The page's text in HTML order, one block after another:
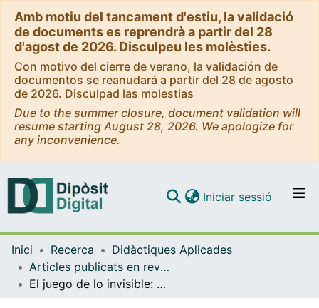
Amb motiu del tancament d'estiu, la validació
de documents es reprendrà a partir del 28
d'agost de 2026. Disculpeu les molèsties.
Con motivo del cierre de verano, la validación de
documentos se reanudará a partir del 28 de agosto
de 2026. Disculpad las molestias
Due to the summer closure, document validation will
resume starting August 28, 2026. We apologize for
any inconvenience.
Navega per tot el DD
Iniciar sessió (current)
Inici Recerca
Didàctiques Aplicades
Articles publicats en revistes (Didàctiques Aplicades)
El juego de lo invisible: arte, educación y conciencia social